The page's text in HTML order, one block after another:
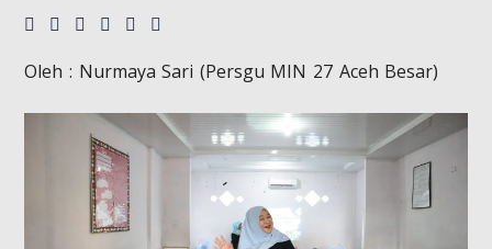
Oleh : Nurmaya Sari (Persgu MIN 27 Aceh Besar)